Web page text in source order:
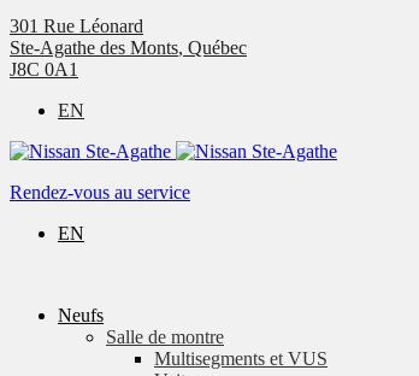
301 Rue Léonard
Ste-Agathe des Monts, Québec
J8C 0A1
EN
Rendez-vous au service
EN
Neufs
Salle de montre
Multisegments et VUS